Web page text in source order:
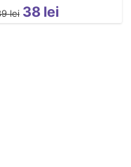
lei 38 lei